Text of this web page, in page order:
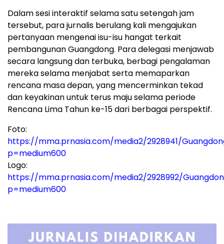
Dalam sesi interaktif selama satu setengah jam
tersebut, para jurnalis berulang kali mengajukan
pertanyaan mengenai isu-isu hangat terkait
pembangunan Guangdong. Para delegasi menjawab
secara langsung dan terbuka, berbagi pengalaman
mereka selama menjabat serta memaparkan
rencana masa depan, yang mencerminkan tekad
dan keyakinan untuk terus maju selama periode
Rencana Lima Tahun ke-15 dari berbagai perspektif.
Foto:
https://mma.prnasia.com/media2/2928941/
p=medium600
Logo:
https://mma.prnasia.com/media2/2928992/
p=medium600